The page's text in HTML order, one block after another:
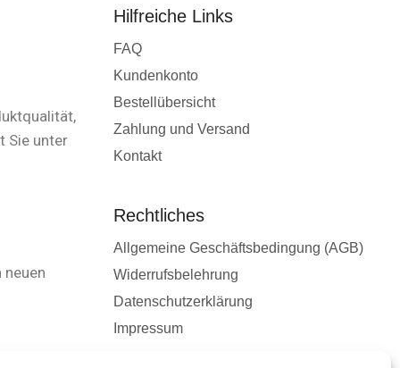
Sie unter
Hilfreiche Links
FAQ
Kundenkonto
Bestellübersicht
Zahlung und Versand
Kontakt
Rechtliches
Allgemeine Geschäftsbedingung (AGB)
Widerrufsbelehrung
Datenschutzerklärung
Impressum